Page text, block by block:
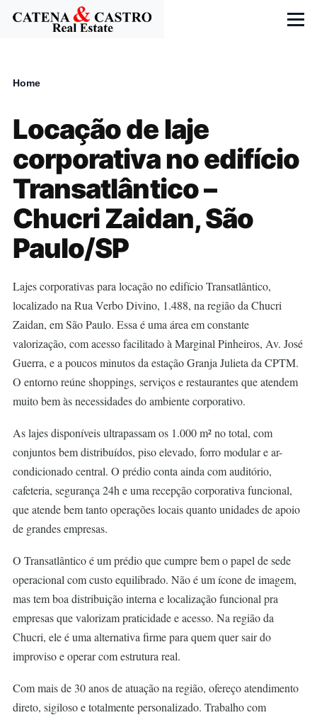
Skip to main content
Menu
Home
Locação de laje
corporativa no edifício
Transatlântico –
Chucri Zaidan, São
Paulo/SP
Lajes corporativas para locação no edifício Transatlântico,
localizado na Rua Verbo Divino, 1.488, na região da Chucri
Zaidan, em São Paulo. Essa é uma área em constante
valorização, com acesso facilitado à Marginal Pinheiros, Av. José
Guerra, e a poucos minutos da estação Granja Julieta da CPTM.
O entorno reúne shoppings, serviços e restaurantes que atendem
muito bem às necessidades do ambiente corporativo.
As lajes disponíveis ultrapassam os 1.000 m² no total, com
conjuntos bem distribuídos, piso elevado, forro modular e ar-
condicionado central. O prédio conta ainda com auditório,
cafeteria, segurança 24h e uma recepção corporativa funcional,
que atende bem tanto operações locais quanto unidades de apoio
de grandes empresas.
O Transatlântico é um prédio que cumpre bem o papel de sede
operacional com custo equilibrado. Não é um ícone de imagem,
mas tem boa distribuição interna e localização funcional pra
empresas que valorizam praticidade e acesso. Na região da
Chucri, ele é uma alternativa firme para quem quer sair do
improviso e operar com estrutura real.
Com mais de 30 anos de atuação na região, ofereço atendimento
direto, sigiloso e totalmente personalizado. Trabalho com